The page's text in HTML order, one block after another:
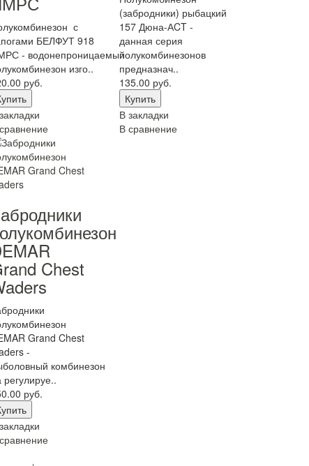
с
БЕЛФУТ 918
- водонепроницаемый
изго..
руб.
(забродники) рыбацкий
157 Дюна-АCT -
данная серия
полукомбинезонов
предназнач..
135.00 руб.
В закладки
В сравнение
Chest
Grand Chest
-
комбинезон
регулируе..
руб.